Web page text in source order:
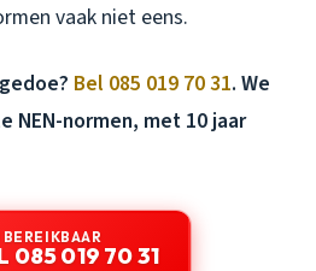
vaak niet eens.
Bel 085 019 70 31. We
NEN-normen, met 10 jaar
BEREIKBAAR
085 019 70 31